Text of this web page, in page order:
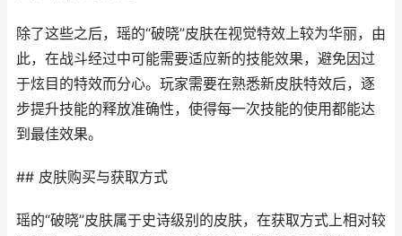
除了这些之后，瑶的“破晓”皮肤在视觉特效上较为华丽，由
此，在战斗经过中可能需要适应新的技能效果，避免因过
于炫目的特效而分心。玩家需要在熟悉新皮肤特效后，逐
步提升技能的释放准确性，使得每一次技能的使用都能达
到最佳效果。
## 皮肤购买与获取方式
瑶的“破晓”皮肤属于史诗级别的皮肤，在获取方式上相对较